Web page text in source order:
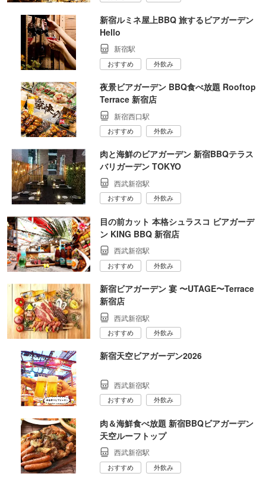
新宿ルミネ屋上BBQ 旅するビアガーデン
Hello
新宿駅
おすすめ 外飲み
夜景ビアガーデン BBQ食べ放題 Rooftop
Terrace 新宿店
新宿西口駅
おすすめ 外飲み
肉と海鮮のビアガーデン 新宿BBQテラス
バリガーデン TOKYO
西武新宿駅
おすすめ 外飲み
目の前カット 本格シュラスコ ビアガーデ
ン KING BBQ 新宿店
西武新宿駅
おすすめ 外飲み
新宿ビアガーデン 宴 〜UTAGE〜Terrace
新宿店
西武新宿駅
おすすめ 外飲み
新宿天空ビアガーデン2026
西武新宿駅
おすすめ 外飲み
肉＆海鮮食べ放題 新宿BBQビアガーデン
天空ルーフトップ
西武新宿駅
おすすめ 外飲み